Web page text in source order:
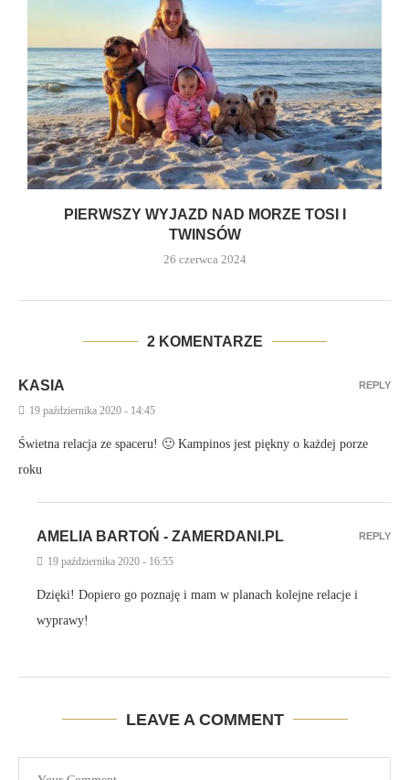
PIERWSZY WYJAZD NAD MORZE TOSI I
TWINSÓW
26 czerwca 2024
2 KOMENTARZE
KASIA
19 października 2020 - 14:45
Świetna relacja ze spaceru! 🙂 Kampinos jest piękny o każdej porze
roku
REPLY
AMELIA BARTOŃ - ZAMERDANI.PL
19 października 2020 - 16:55
Dzięki! Dopiero go poznaję i mam w planach kolejne relacje i
wyprawy!
REPLY
LEAVE A COMMENT